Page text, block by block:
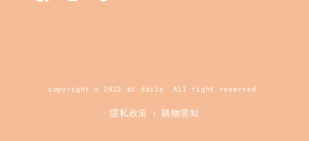
copyright © 2022 at daily. All right reserved.
隱私政策 | 購物需知